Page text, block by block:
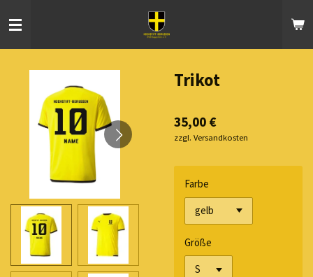
Hauptinhalt
Trikot
35,00 €
zzgl. Versandkosten
Farbe
Größe